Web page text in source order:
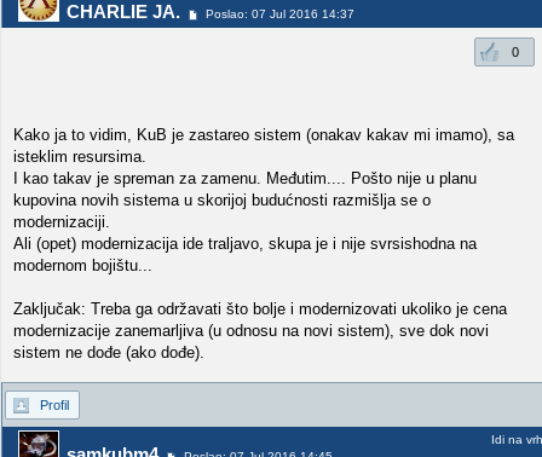
CHARLIE JA. Poslao: 07 Jul 2016 14:37
0
Kako ja to vidim, KuB je zastareo sistem (onakav kakav mi imamo), sa
isteklim resursima.
I kao takav je spreman za zamenu. Međutim.... Pošto nije u planu
kupovina novih sistema u skorijoj budućnosti razmišlja se o
modernizaciji.
Ali (opet) modernizacija ide traljavo, skupa je i nije svrsishodna na
modernom bojištu...
Zaključak: Treba ga održavati što bolje i modernizovati ukoliko je cena
modernizacije zanemarljiva (u odnosu na novi sistem), sve dok novi
sistem ne dođe (ako dođe).
Profil
Idi na vrh